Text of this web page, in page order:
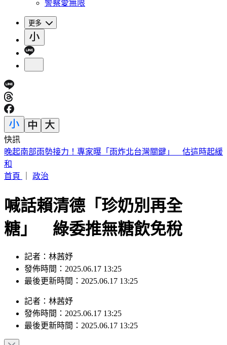
警察愛無限
更多
快訊
2026 SBS歌謠大戰SUMMER／最美小貓咪來了！MEOVV白
禮服仙氣走藍毯
首頁
政治
喊話賴清德「珍奶別再全
糖」 綠委推無糖飲免稅
記者：林茜妤
發佈時間：2025.06.17 13:25
最後更新時間：2025.06.17 13:25
記者 ： 林茜妤
發佈時間： 2025.06.17 13:25
最後更新時間： 2025.06.17 13:25